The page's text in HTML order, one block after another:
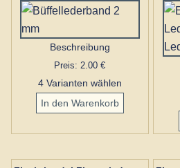
Beschreibung
Preis: 2.00 €
4 Varianten wählen